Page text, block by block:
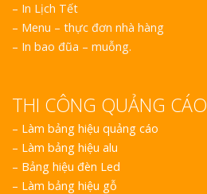
– In Lịch Tết
– Menu – thực đơn nhà hàng
– In bao đũa – muỗng.
THI CÔNG QUẢNG CÁO
– Làm bảng hiệu quảng cáo
– Làm bảng hiệu alu
– Bảng hiệu đèn Led
– Làm bảng hiệu gỗ